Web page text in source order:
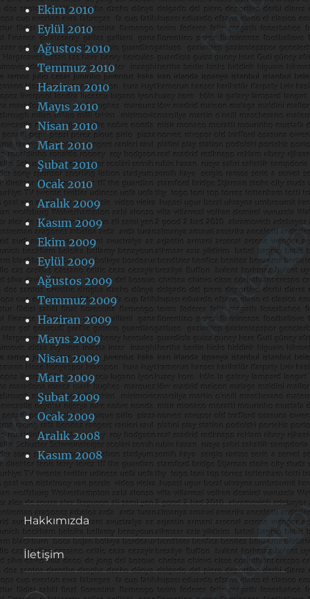
Ekim 2010
Eylül 2010
Ağustos 2010
Temmuz 2010
Haziran 2010
Mayıs 2010
Nisan 2010
Mart 2010
Şubat 2010
Ocak 2010
Aralık 2009
Kasım 2009
Ekim 2009
Eylül 2009
Ağustos 2009
Temmuz 2009
Haziran 2009
Mayıs 2009
Nisan 2009
Mart 2009
Şubat 2009
Ocak 2009
Aralık 2008
Kasım 2008
Hakkımızda
İletişim